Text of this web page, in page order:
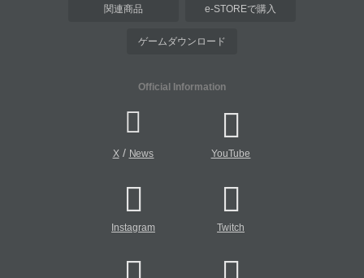
関連商品 e-STOREで購入
ゲームダウンロード
Official Information
X/ News YouTube
Instagram Twitch